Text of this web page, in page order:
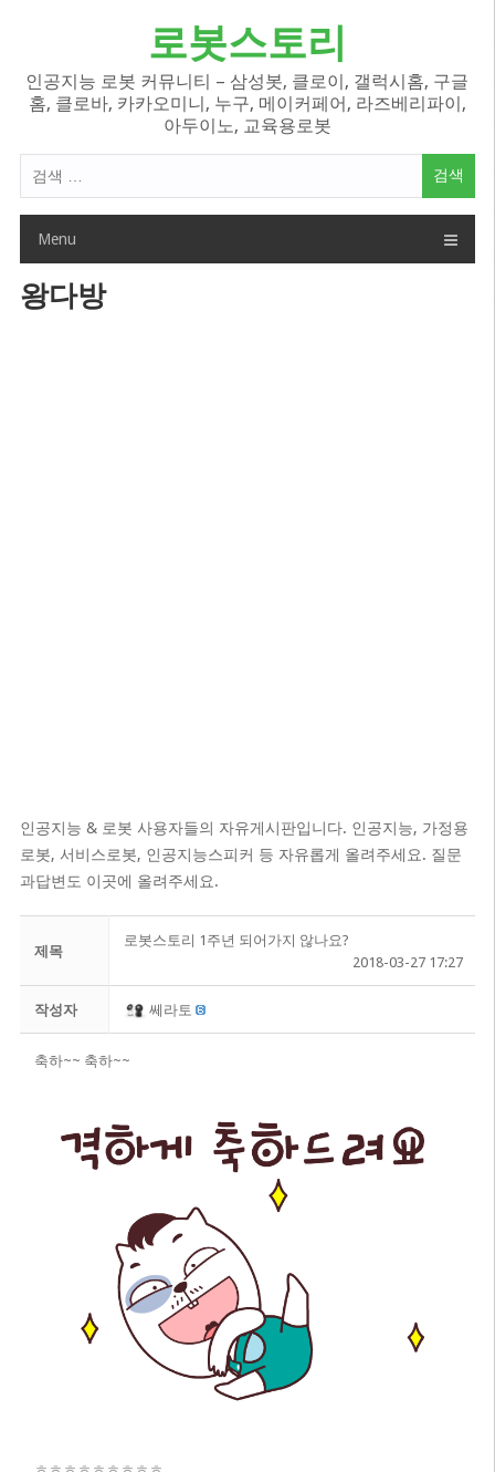
로봇스토리
인공지능 로봇 커뮤니티 – 삼성봇, 클로이, 갤럭시홈, 구글
홈, 클로바, 카카오미니, 누구, 메이커페어, 라즈베리파이,
아두이노, 교육용로봇
색
Menu
왕다방
인공지능 & 로봇 사용자들의 자유게시판입니다. 인공지능, 가정용
로봇, 서비스로봇, 인공지능스피커 등 자유롭게 올려주세요. 질문
과답변도 이곳에 올려주세요.
제목
로봇스토리 1주년 되어가지 않나요?
2018-03-27 17:27
작성자 쎄라토
축하~~ 축하~~